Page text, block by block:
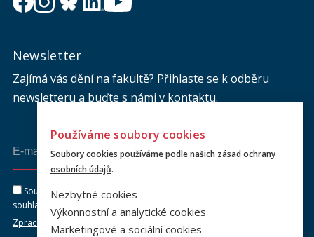
Newsletter
Zajímá vás dění na fakultě? Přihlaste se k odběru
newsletteru a buďte s námi v kontaktu.
Odeslat
Souhlasím se zasíláním newsletteru na výše uvedenou adresu a
souhlasím se zpracováním osobních údajů dle dokumentu níže.
Zpracování osobních údajů
Používáme soubory cookies
Soubory cookies používáme podle našich zásad ochrany
osobních údajů.
Nezbytné cookies
Výkonnostní a analytické cookies
Marketingové a sociální cookies